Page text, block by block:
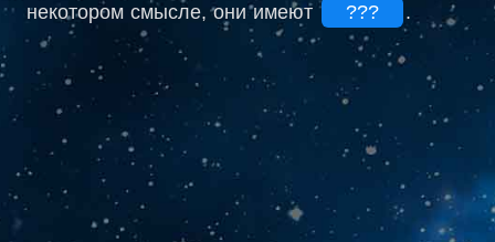
некотором смысле, они имеют
??? .